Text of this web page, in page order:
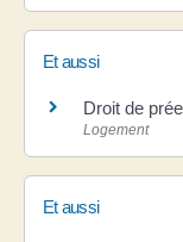
Et aussi
Droit de
Logement
Et aussi